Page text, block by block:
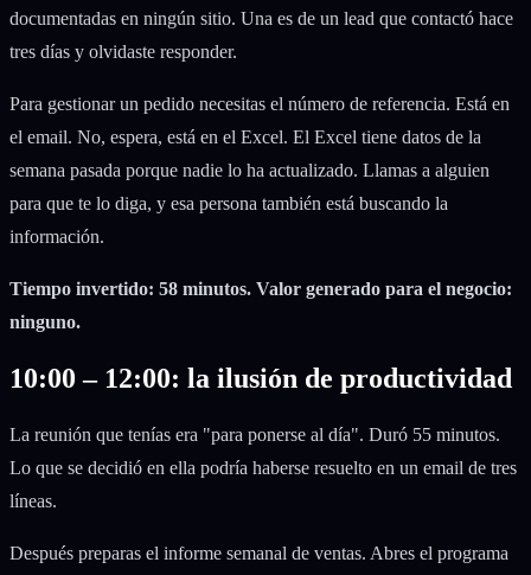
documentadas en ningún sitio. Una es de un lead que contactó hace
tres días y olvidaste responder.
Para gestionar un pedido necesitas el número de referencia. Está en
el email. No, espera, está en el Excel. El Excel tiene datos de la
semana pasada porque nadie lo ha actualizado. Llamas a alguien
para que te lo diga, y esa persona también está buscando la
información.
Tiempo invertido: 58 minutos. Valor generado para el negocio:
ninguno.
10:00 – 12:00: la ilusión de productividad
La reunión que tenías era "para ponerse al día". Duró 55 minutos.
Lo que se decidió en ella podría haberse resuelto en un email de tres
líneas.
Después preparas el informe semanal de ventas. Abres el programa